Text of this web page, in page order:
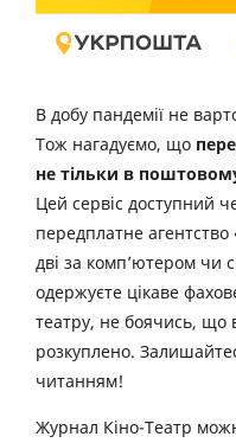
В добу пандемії не
Тож нагадуємо, що
не тільки в
Цей сервіс доступний
передплатне
дві за комп’ютером чи
одержуєте цікаве
театру, не боячись, що
розкуплено.
читанням!
Журнал Кіно-Театр